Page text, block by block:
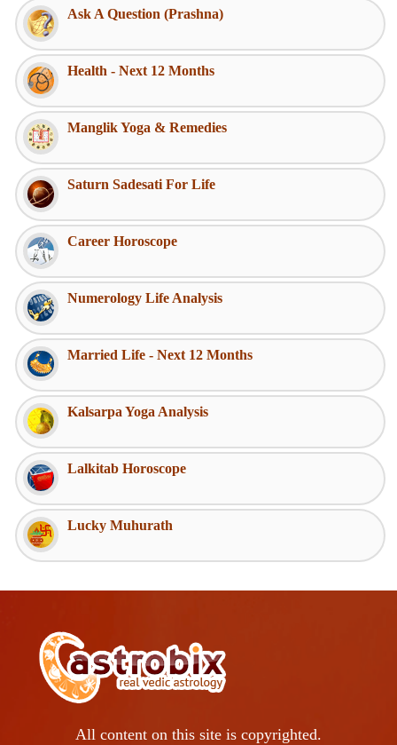
Ask A Question (Prashna)
Health - Next 12 Months
Manglik Yoga & Remedies
Saturn Sadesati For Life
Career Horoscope
Numerology Life Analysis
Married Life - Next 12 Months
Kalsarpa Yoga Analysis
Lalkitab Horoscope
Lucky Muhurath
All content on this site is copyrighted.